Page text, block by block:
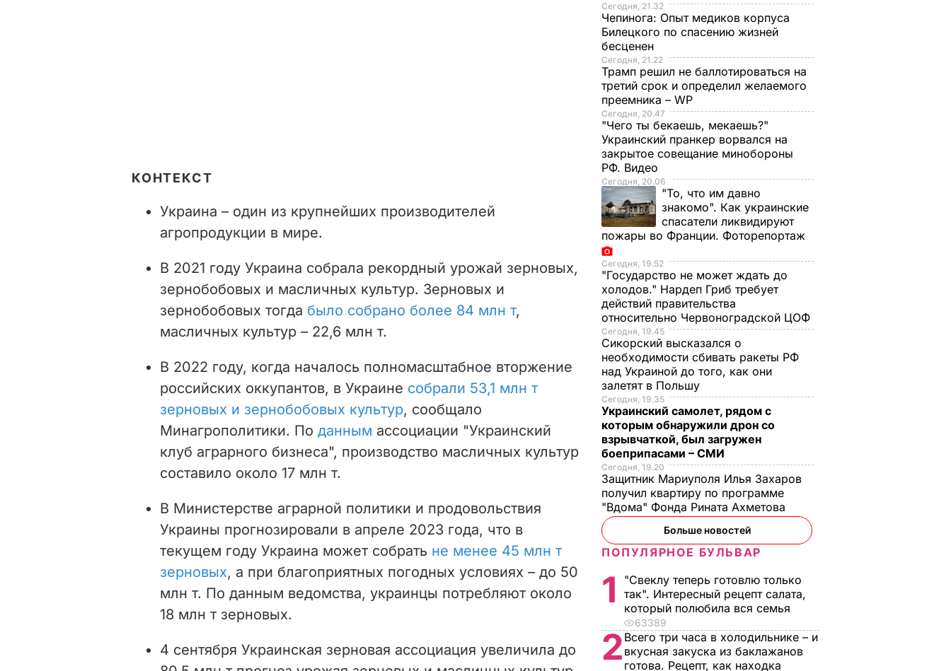
КОНТЕКСТ
Украина – один из крупнейших производителей
агропродукции в мире.
В 2021 году Украина собрала рекордный урожай зерновых,
зернобобовых и масличных культур. Зерновых и
зернобобовых тогда было собрано более 84 млн т,
масличных культур – 22,6 млн т.
В 2022 году, когда началось полномасштабное вторжение
российских оккупантов, в Украине собрали 53,1 млн т
зерновых и зернобобовых культур, сообщало
Минагрополитики. По данным ассоциации "Украинский
клуб аграрного бизнеса", производство масличных культур
составило около 17 млн т.
В Министерстве аграрной политики и продовольствия
Украины прогнозировали в апреле 2023 года, что в
текущем году Украина может собрать не менее 45 млн т
зерновых, а при благоприятных погодных условиях – до 50
млн т. По данным ведомства, украинцы потребляют около
18 млн т зерновых.
4 сентября Украинская зерновая ассоциация увеличила до
Сегодня, 21.32
Чепинога: Опыт медиков корпуса
Билецкого по спасению жизней
бесценен
Сегодня, 21.22
Трамп решил не баллотироваться на
третий срок и определил желаемого
преемника – WP
Сегодня, 20.47
"Чего ты бекаешь, мекаешь?"
Украинский пранкер ворвался на
закрытое совещание минобороны
РФ. Видео
Сегодня, 20.06
"То, что им давно
знакомо". Как украинские
спасатели ликвидируют
пожары во Франции. Фоторепортаж
Сегодня, 19.52
"Государство не может ждать до
холодов." Нардеп Гриб требует
действий правительства
относительно Червоноградской ЦОФ
Сегодня, 19.45
Сикорский высказался о
необходимости сбивать ракеты РФ
над Украиной до того, как они
залетят в Польшу
Сегодня, 19.35
Украинский самолет, рядом с
которым обнаружили дрон со
взрывчаткой, был загружен
боеприпасами – СМИ
Сегодня, 19.20
Защитник Мариуполя Илья Захаров
получил квартиру по программе
"Вдома" Фонда Рината Ахметова
Больше новостей
ПОПУЛЯРНОЕ БУЛЬВАР
1
"Свеклу теперь готовлю только
так". Интересный рецепт салата,
который полюбила вся семья
63389
2 Всего три часа в холодильнике – и
вкусная закуска из баклажанов
готова. Рецепт, как находка